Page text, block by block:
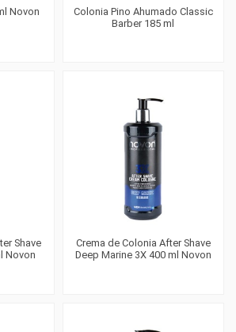
Novon
Colonia Pino Ahumado Classic
Barber 185 ml
Shave
Novon
Crema de Colonia After Shave
Deep Marine 3X 400 ml Novon